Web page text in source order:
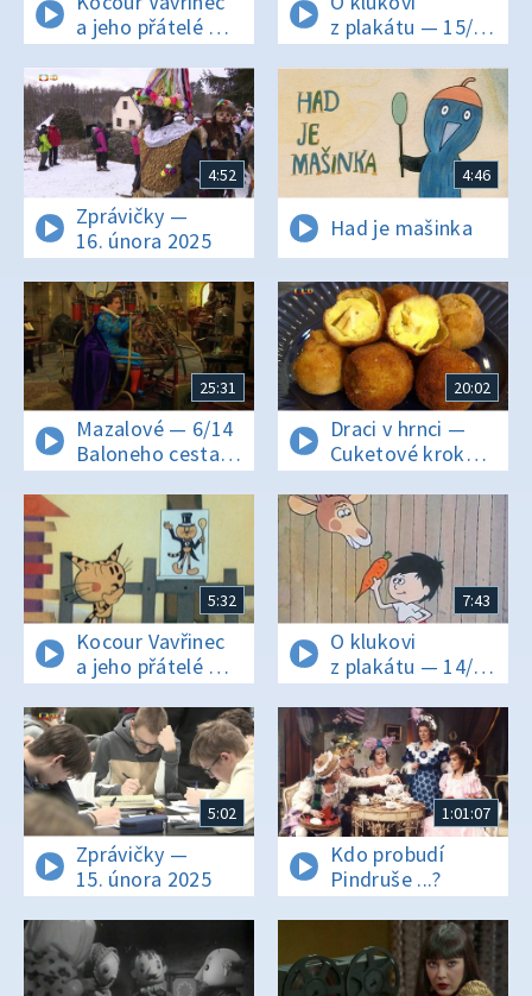
a jeho přátelé —
Jak Otylka
vyrostla
z plakátu — 15/26
Velká pardubická
4:52
Zprávičky —
16. února 2025
4:46
Had je mašinka
25:31
Mazalové — 6/14
Baloneho cesta
časem
20:02
Draci v hrnci —
Cuketové krokety
pro všechny malé
poplety
5:32
Kocour Vavřinec
a jeho přátelé —
Jak Vavřinec
kouzlil
7:43
O klukovi
z plakátu — 14/26
Navštivte
zoologickou
zahradu
5:02
Zprávičky —
15. února 2025
1:01:07
Kdo probudí
Pindruše ...?